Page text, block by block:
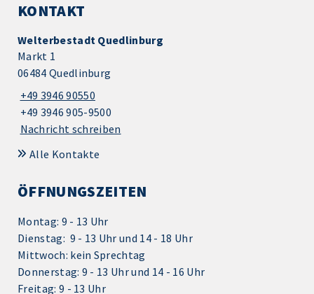
KONTAKT
Welterbestadt Quedlinburg
Markt 1
06484 Quedlinburg
+49 3946 90550
+49 3946 905-9500
Nachricht schreiben
Alle Kontakte
ÖFFNUNGSZEITEN
Montag: 9 - 13 Uhr
Dienstag: 9 - 13 Uhr und 14 - 18 Uhr
Mittwoch: kein Sprechtag
Donnerstag: 9 - 13 Uhr und 14 - 16 Uhr
Freitag: 9 - 13 Uhr